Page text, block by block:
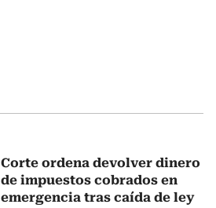
Corte ordena devolver dinero
de impuestos cobrados en
emergencia tras caída de ley